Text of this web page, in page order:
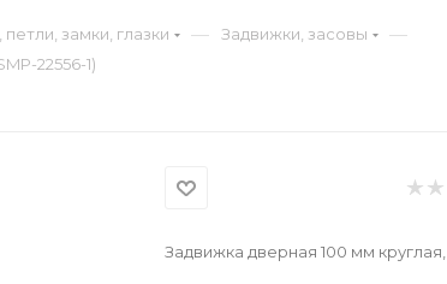
замки, глазки — Задвижки, засовы —
22556-1)
Задвижка дверная 100 мм круглая,